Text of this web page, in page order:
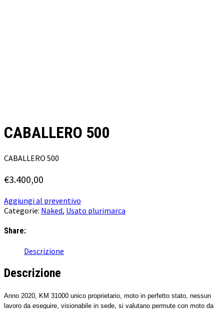
CABALLERO 500
CABALLERO 500
€3.400,00
Aggiungi al preventivo
Categorie: Naked, Usato plurimarca
Share:
Descrizione
Descrizione
Anno 2020, KM 31000 unico proprietario, moto in perfetto stato, nessun
lavoro da eseguire, visionabile in sede, si valutano permute con moto da